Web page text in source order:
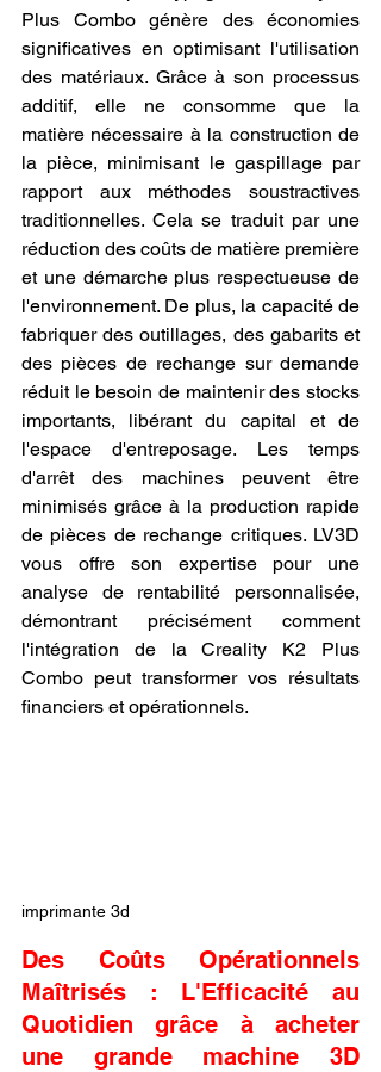
Plus Combo génère des économies
significatives en optimisant l'utilisation
des matériaux. Grâce à son processus
additif, elle ne consomme que la
matière nécessaire à la construction de
la pièce, minimisant le gaspillage par
rapport aux méthodes soustractives
traditionnelles. Cela se traduit par une
réduction des coûts de matière première
et une démarche plus respectueuse de
l'environnement. De plus, la capacité de
fabriquer des outillages, des gabarits et
des pièces de rechange sur demande
réduit le besoin de maintenir des stocks
importants, libérant du capital et de
l'espace d'entreposage. Les temps
d'arrêt des machines peuvent être
minimisés grâce à la production rapide
de pièces de rechange critiques. LV3D
vous offre son expertise pour une
analyse de rentabilité personnalisée,
démontrant précisément comment
l'intégration de la Creality K2 Plus
Combo peut transformer vos résultats
financiers et opérationnels.
imprimante 3d
Des Coûts Opérationnels
Maîtrisés : L'Efficacité au
Quotidien grâce à acheter
une grande machine 3D